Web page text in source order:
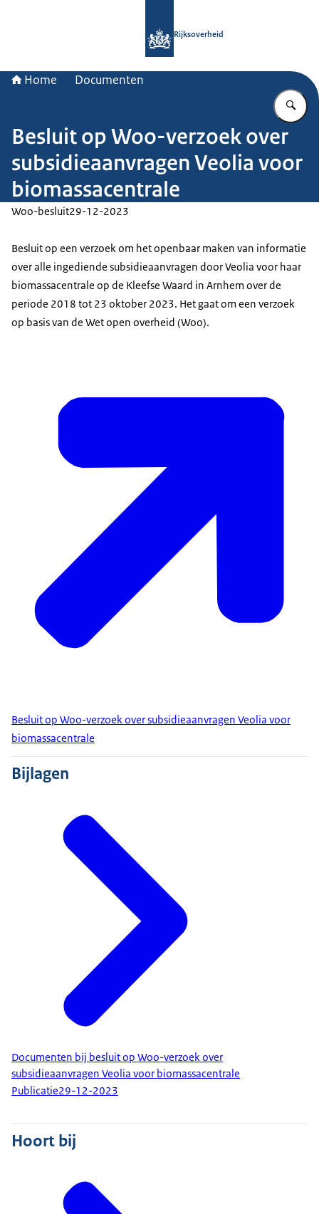
Rijksoverheid
Home Documenten
Besluit op Woo-verzoek over
subsidieaanvragen Veolia voor
biomassacentrale
Woo-besluit29-12-2023
Besluit op een verzoek om het openbaar maken van informatie
over alle ingediende subsidieaanvragen door Veolia voor haar
biomassacentrale op de Kleefse Waard in Arnhem over de
periode 2018 tot 23 oktober 2023. Het gaat om een verzoek
op basis van de Wet open overheid (Woo).
Besluit op Woo-verzoek over subsidieaanvragen Veolia voor
biomassacentrale
Bijlagen
Documenten bij besluit op Woo-verzoek over
subsidieaanvragen Veolia voor biomassacentrale
Publicatie29-12-2023
Hoort bij